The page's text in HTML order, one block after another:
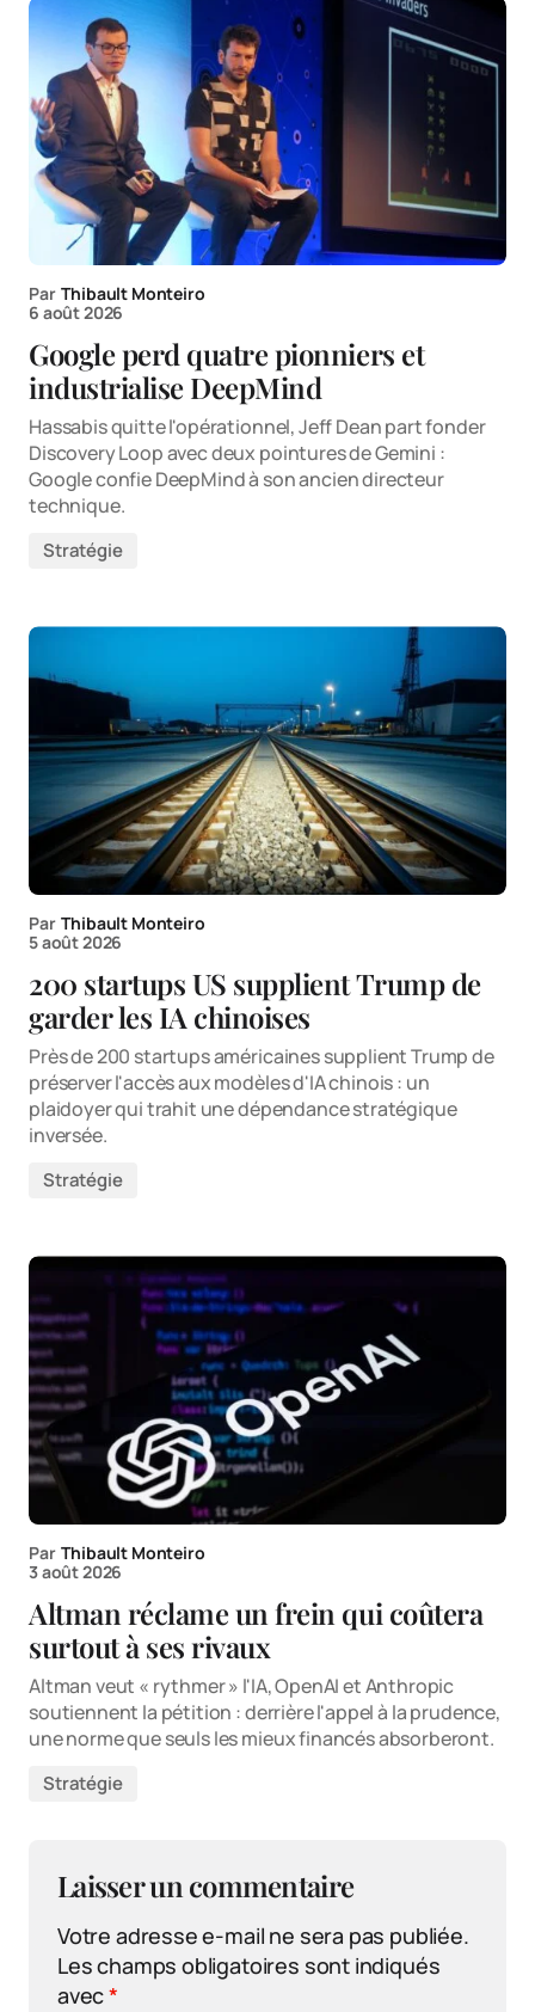
Par Thibault Monteiro
6 août 2026
Google perd quatre pionniers et
industrialise DeepMind
Hassabis quitte l'opérationnel, Jeff Dean part fonder
Discovery Loop avec deux pointures de Gemini :
Google confie DeepMind à son ancien directeur
technique.
Stratégie
Par Thibault Monteiro
5 août 2026
200 startups US supplient Trump de
garder les IA chinoises
Près de 200 startups américaines supplient Trump de
préserver l'accès aux modèles d'IA chinois : un
plaidoyer qui trahit une dépendance stratégique
inversée.
Stratégie
Par Thibault Monteiro
3 août 2026
Altman réclame un frein qui coûtera
surtout à ses rivaux
Altman veut « rythmer » l'IA, OpenAI et Anthropic
soutiennent la pétition : derrière l'appel à la prudence,
une norme que seuls les mieux financés absorberont.
Stratégie
Laisser un commentaire
Votre adresse e-mail ne sera pas publiée.
Les champs obligatoires sont indiqués
avec*